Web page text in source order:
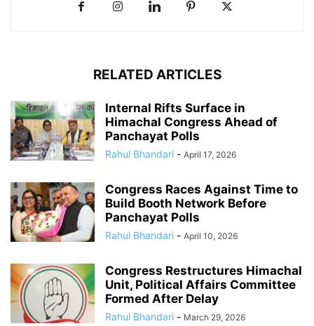
RELATED ARTICLES
Internal Rifts Surface in
Himachal Congress Ahead of
Panchayat Polls
Rahul Bhandari - April 17, 2026
Congress Races Against Time to
Build Booth Network Before
Panchayat Polls
Rahul Bhandari - April 10, 2026
Congress Restructures Himachal
Unit, Political Affairs Committee
Formed After Delay
Rahul Bhandari - March 29, 2026